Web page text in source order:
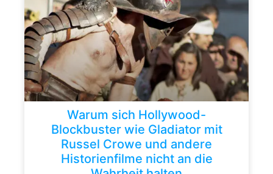
Warum sich Hollywood-
Blockbuster wie Gladiator mit
Russel Crowe und andere
Historienfilme nicht an die